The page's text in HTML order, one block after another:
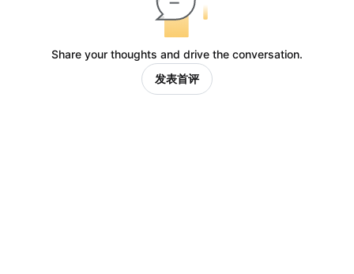
Share your thoughts and drive the conversation.
发表首评